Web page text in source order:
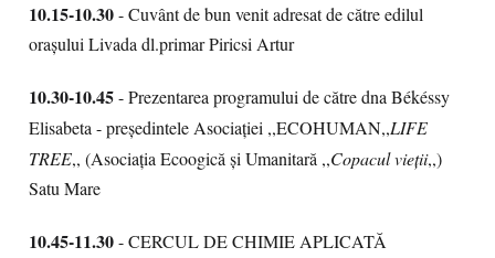
10.15-10.30- Cuvânt de bun venit adresat de către edilul
orașului Livada dl.primar Piricsi Artur
10.30-10.45- Prezentarea programului de către dna Békéssy
Elisabeta - președintele Asociației ,,ECOHUMAN,,LIFE
TREE,, (Asociația Ecoogică și Umanitară ,,Copacul vieții,,)
Satu Mare
10.45-11.30- CERCUL DE CHIMIE APLICATĂ